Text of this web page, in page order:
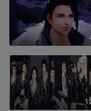
Bahasa Melayu